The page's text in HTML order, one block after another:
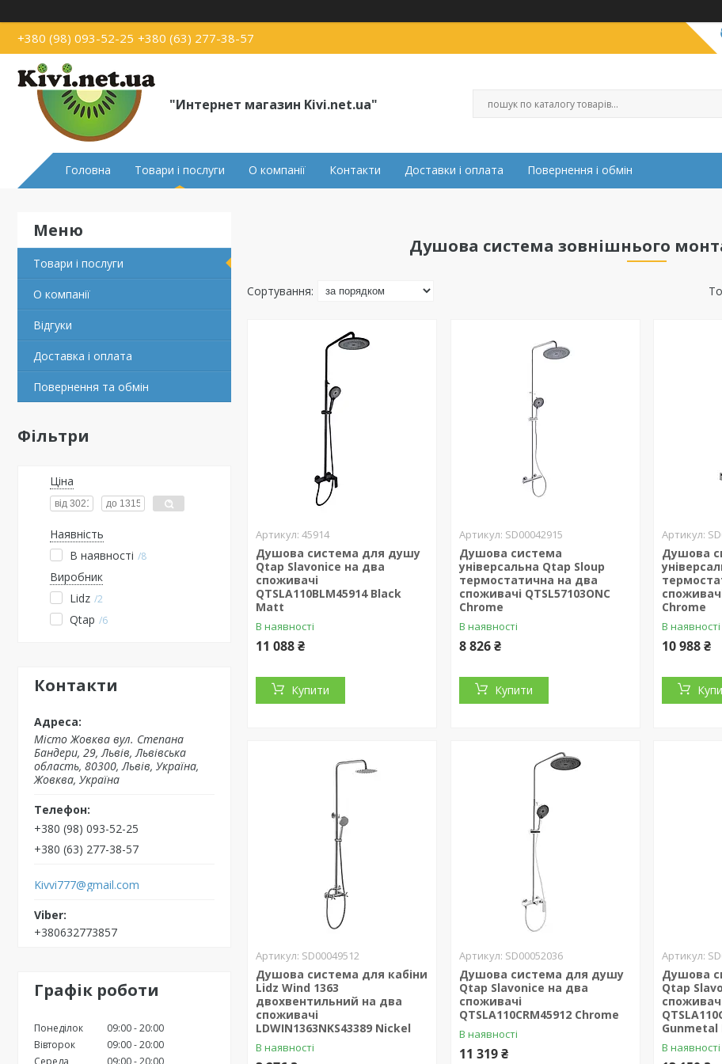
+380 (98) 093-52-25 +380 (63) 277-38-57
"Интернет магазин Kivi.net.ua"
Головна Товари і послуги О компанії Контакти Доставки і оплата Повернення і обмін
Товари і послуги
О компанії
Відгуки
Доставка і оплата
Повернення та обмін
Фільтри
Ціна
Наявність
В наявності
8
Виробник
Lidz 2
Qtap 6
Контакти
Місто Жовква вул. Степана
Бандери, 29, Львів, Львівська
область, 80300, Львів, Україна,
Жовква, Україна
+380 (98) 093-52-25
+380 (63) 277-38-57
Kivvi777@gmail.com
+380632773857
Графік роботи
Понеділок 09:00 20:00
Вівторок
09:00 20:00
Середа
09:00 20:00
Душова система зовнішнього
45914
Душова система для душу
Qtap Slavonice на два
споживачі
QTSLA110BLM45914 Black
Matt
В наявності
11 088 ₴
Купити
SD00042915
Душова система
універсальна Qtap Sloup
термостатична на два
споживачі QTSL57103ONC
Chrome
В наявності
8 826 ₴
Купити
Душова
Chrome
В наявності
10 988 ₴
SD00049512
Душова система для кабіни
Lidz Wind 1363
двохвентильний на два
споживачі
LDWIN1363NKS43389 Nickel
В наявності
SD00052036
Душова система для душу
Qtap Slavonice на два
споживачі
QTSLA110CRM45912 Chrome
В наявності
11 319 ₴
Душова
Qtap
Gunmetal
В наявності